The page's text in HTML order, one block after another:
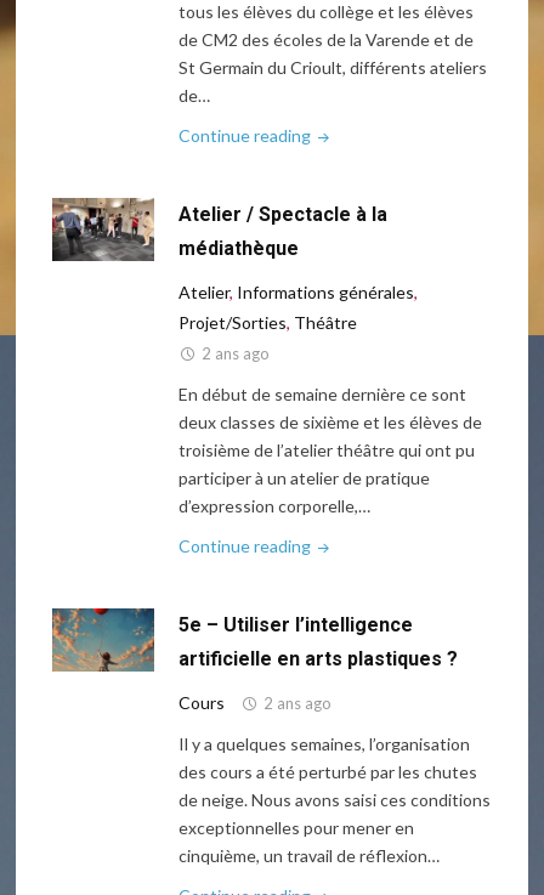
arrivée
à
Bilbao
tous les élèves du collège et les élèves
de CM2 des écoles de la Varende et de
St Germain du Crioult, différents ateliers
de…
Continue reading"Semaine
sécurité
Atelier / Spectacle à la
médiathèque
Atelier, Informations générales,
Projet/Sorties, Théâtre
2 ans ago
En début de semaine dernière ce sont
deux classes de sixième et les élèves de
troisième de l’atelier théâtre qui ont pu
participer à un atelier de pratique
d’expression corporelle,…
Continue reading"Atelier
à
la
5e – Utiliser l’intelligence
artificielle en arts plastiques ?
Cours 2 ans ago
Il y a quelques semaines, l’organisation
des cours a été perturbé par les chutes
de neige. Nous avons saisi ces conditions
exceptionnelles pour mener en
cinquième, un travail de réflexion…